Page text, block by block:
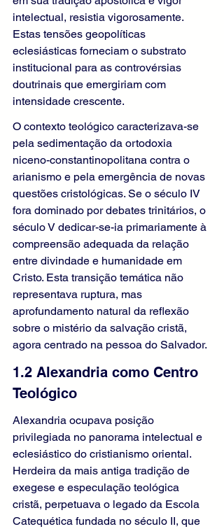
intelectual, resistia vigorosamente.
Estas tensões geopolíticas
eclesiásticas forneciam o substrato
institucional para as controvérsias
doutrinais que emergiriam com
intensidade crescente.
O contexto teológico caracterizava-se
pela sedimentação da ortodoxia
niceno-constantinopolitana contra o
arianismo e pela emergência de novas
questões cristológicas. Se o século IV
fora dominado por debates trinitários, o
século V dedicar-se-ia primariamente à
compreensão adequada da relação
entre divindade e humanidade em
Cristo. Esta transição temática não
representava ruptura, mas
aprofundamento natural da reflexão
sobre o mistério da salvação cristã,
agora centrado na pessoa do Salvador.
1.2 Alexandria como Centro
Teológico
Alexandria ocupava posição
privilegiada no panorama intelectual e
eclesiástico do cristianismo oriental.
Herdeira da mais antiga tradição de
exegese e especulação teológica
cristã, perpetuava o legado da Escola
Catequética fundada no século II, que